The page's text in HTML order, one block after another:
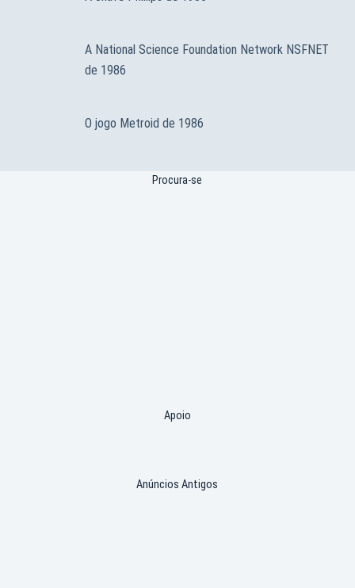
A National Science Foundation Network NSFNET
de 1986
O jogo Metroid de 1986
Procura-se
Apoio
Anúncios Antigos